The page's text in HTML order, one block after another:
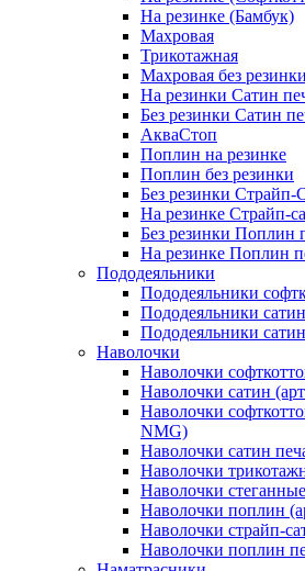
На резинке (Бамбук)
Махровая
Трикотажная
Махровая без резинки
На резинки Сатин
Без резинки Сатин
АкваСтоп
Поплин на резинке
Поплин без резинки
Без резинки Страйп-
На резинке Страйп-
Без резинки Поплин
На резинке Поплин
Пододеяльники
Пододеяльники
Пододеяльники
Пододеяльники
Наволочки
Наволочки
Наволочки сатин
Наволочки
NMG)
Наволочки сатин
Наволочки
Наволочки
Наволочки поплин
Наволочки страйп-
Наволочки поплин